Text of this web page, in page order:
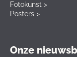
Fotokunst >
Posters >
Onze